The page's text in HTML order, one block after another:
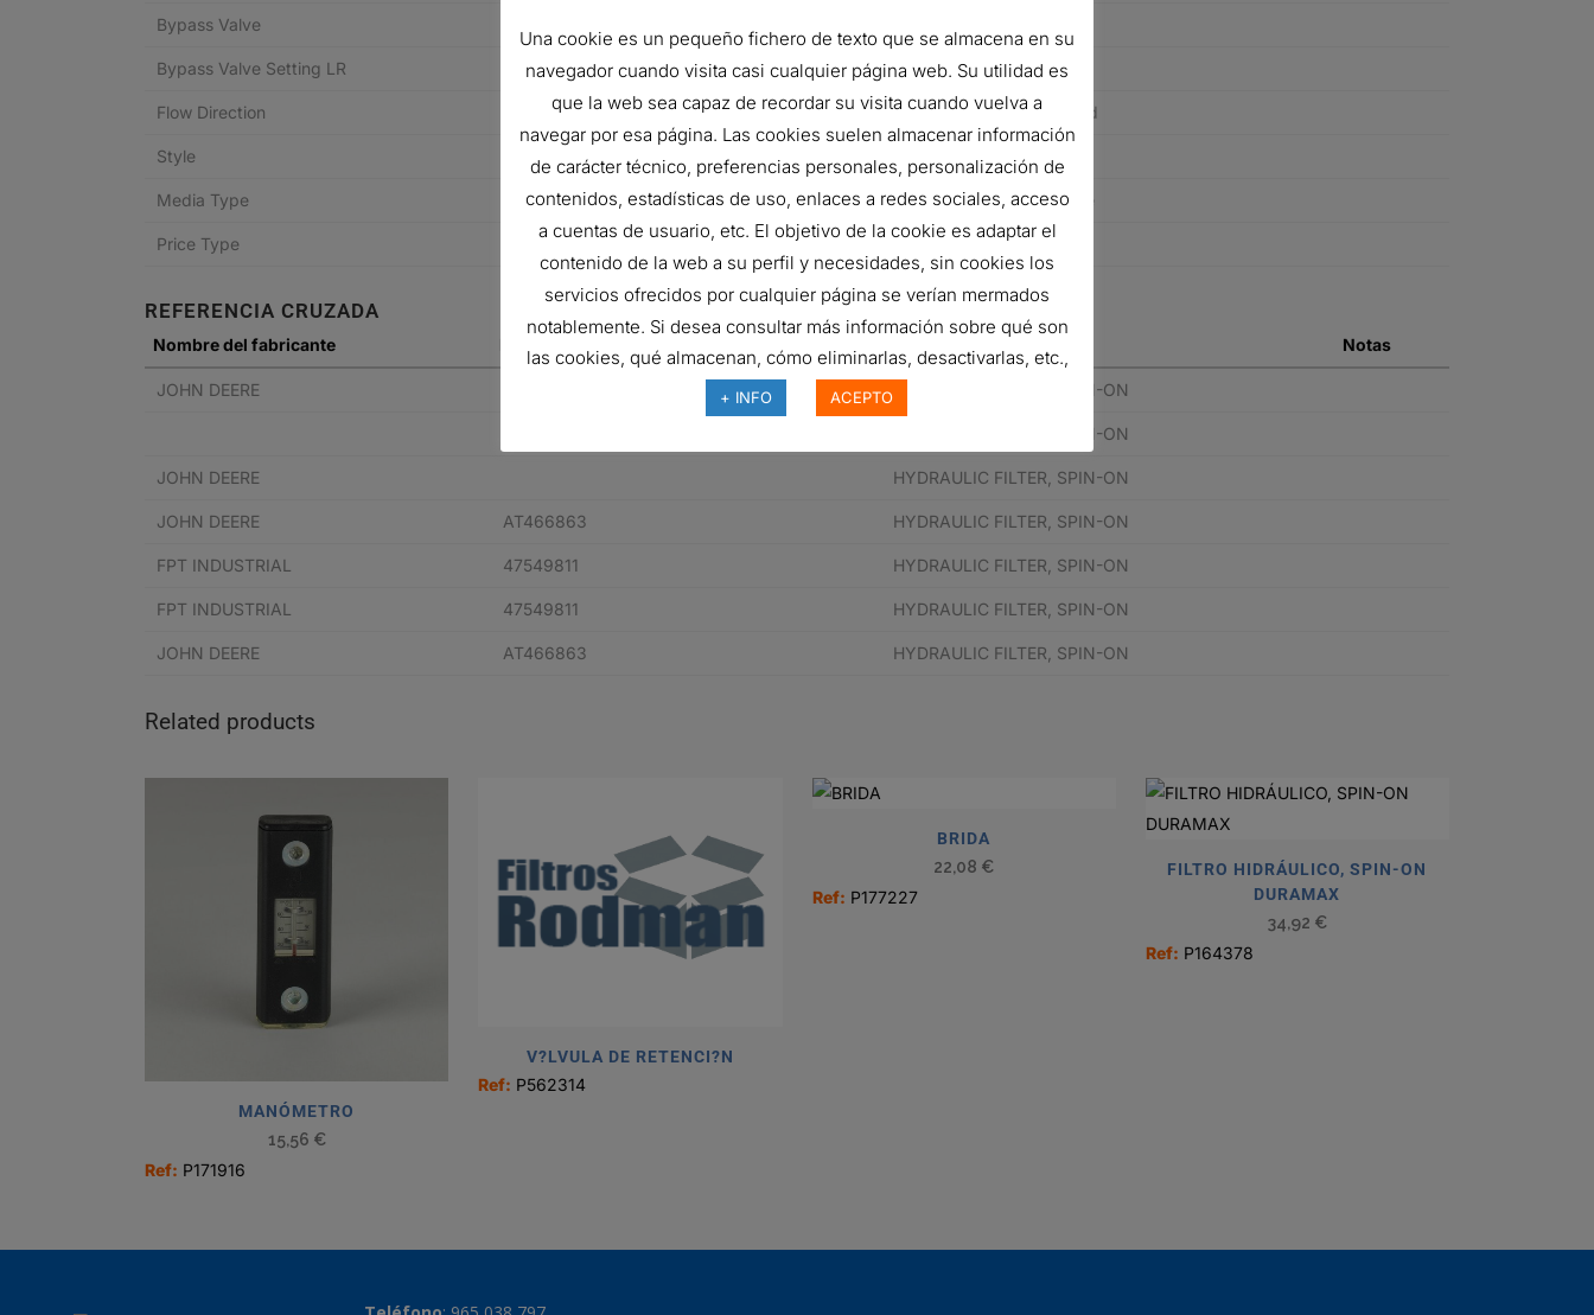
Bypass Valve
Bypass Valve Setting LR 2.1 bar
Flow Direction Standard
Style Spin-On
Media Type Cellulose
Price Type F
REFERENCIA CRUZADA
Nombre del fabricante Notas
JOHN DEERE HYDRAULIC FILTER, SPIN-ON
HYDRAULIC FILTER, SPIN-ON
JOHN DEERE HYDRAULIC FILTER, SPIN-ON
JOHN DEERE AT466863 HYDRAULIC FILTER, SPIN-ON
FPT INDUSTRIAL 47549811 HYDRAULIC FILTER, SPIN-ON
FPT INDUSTRIAL 47549811 HYDRAULIC FILTER, SPIN-ON
JOHN DEERE AT466863 HYDRAULIC FILTER, SPIN-ON
Related products
MANÓMETRO
15,56 €
Ref: P171916
V?LVULA DE RETENCI?N
Ref: P562314
BRIDA
22,08 €
Ref: P177227
FILTRO HIDRÁULICO, SPIN-ON
DURAMAX
34,92 €
Ref: P164378
Una cookie es un pequeño fichero de texto que se almacena en su
navegador cuando visita casi cualquier página web. Su utilidad es
que la web sea capaz de recordar su visita cuando vuelva a
navegar por esa página. Las cookies suelen almacenar información
de carácter técnico, preferencias personales, personalización de
contenidos, estadísticas de uso, enlaces a redes sociales, acceso
a cuentas de usuario, etc. El objetivo de la cookie es adaptar el
contenido de la web a su perfil y necesidades, sin cookies los
servicios ofrecidos por cualquier página se verían mermados
notablemente. Si desea consultar más información sobre qué son
las cookies, qué almacenan, cómo eliminarlas, desactivarlas, etc.,
+ INFO ACEPTO